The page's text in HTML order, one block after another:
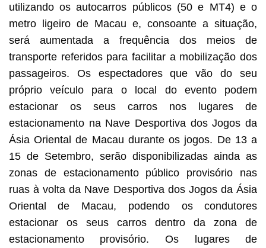
utilizando os autocarros públicos (50 e MT4) e o
metro ligeiro de Macau e, consoante a situação,
será aumentada a frequência dos meios de
transporte referidos para facilitar a mobilização dos
passageiros. Os espectadores que vão do seu
próprio veículo para o local do evento podem
estacionar os seus carros nos lugares de
estacionamento na Nave Desportiva dos Jogos da
Ásia Oriental de Macau durante os jogos. De 13 a
15 de Setembro, serão disponibilizadas ainda as
zonas de estacionamento público provisório nas
ruas à volta da Nave Desportiva dos Jogos da Ásia
Oriental de Macau, podendo os condutores
estacionar os seus carros dentro da zona de
estacionamento provisório. Os lugares de